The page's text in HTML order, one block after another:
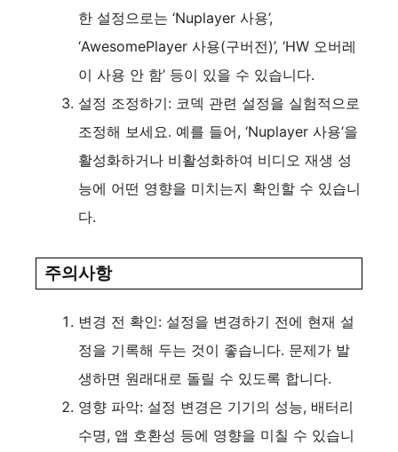
한 설정으로는 ‘Nuplayer 사용’,
‘AwesomePlayer 사용(구버전)’, ‘HW 오버레
이 사용 안 함’ 등이 있을 수 있습니다.
설정 조정하기: 코덱 관련 설정을 실험적으로
조정해 보세요. 예를 들어, ‘Nuplayer 사용’을
활성화하거나 비활성화하여 비디오 재생 성
능에 어떤 영향을 미치는지 확인할 수 있습니
다.
주의사항
변경 전 확인: 설정을 변경하기 전에 현재 설
정을 기록해 두는 것이 좋습니다. 문제가 발
생하면 원래대로 돌릴 수 있도록 합니다.
영향 파악: 설정 변경은 기기의 성능, 배터리
수명, 앱 호환성 등에 영향을 미칠 수 있습니